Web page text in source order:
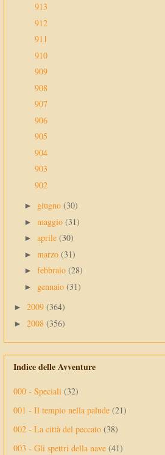
913
912
911
910
909
908
907
906
905
904
903
902
► giugno (30)
► maggio (31)
► aprile (30)
► marzo (31)
► febbraio (28)
► gennaio (31)
► 2009 (364)
► 2008 (356)
Indice delle Avventure
000 - Speciali (32)
001 - Il tempio nella palude (21)
002 - La città del peccato (38)
003 - Gli spettri della nave (41)